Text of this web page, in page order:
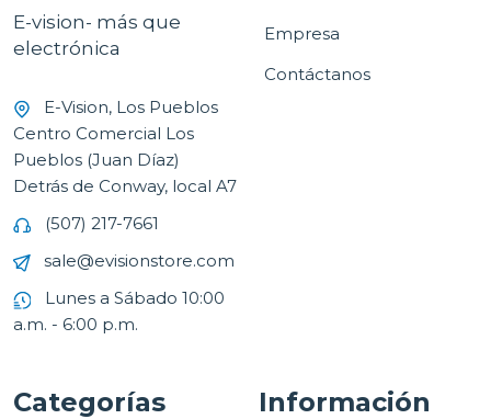
E-vision- más que
electrónica
E-Vision, Los Pueblos
Centro Comercial Los
Pueblos (Juan Díaz)
Detrás de Conway, local A7
(507) 217-7661
sale@evisionstore.com
Lunes a Sábado 10:00
a.m. - 6:00 p.m.
Empresa
Contáctanos
Categorías Información